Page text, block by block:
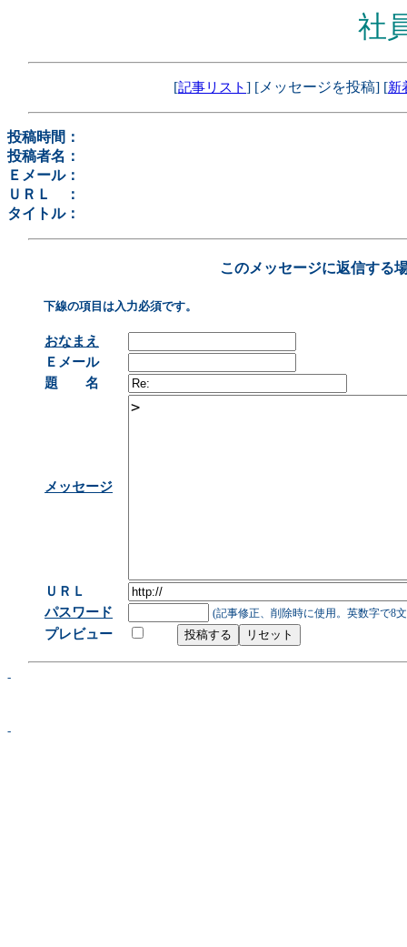
社
[記事リスト] [メッセージを投稿] [新
投稿時間：
投稿者名：
Ｅメール：
ＵＲＬ ：
タイトル：
このメッセージに返信する
下線の項目は入力必須です。
おなまえ
Ｅメール
題 名
メッセージ
ＵＲＬ
パスワード
(記事修正、削除時に使用。英数字で8
プレビュー
-
-